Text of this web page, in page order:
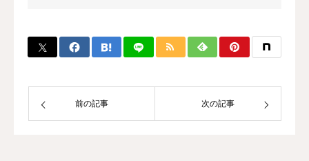
のプロ選手の試合経験などから初心者か
ら選手まで、高い指導力に定評があり、
キックボクシング界初のコンサルタント
として、ジム運営やトレーナー育成にも
前の記事 次の記事